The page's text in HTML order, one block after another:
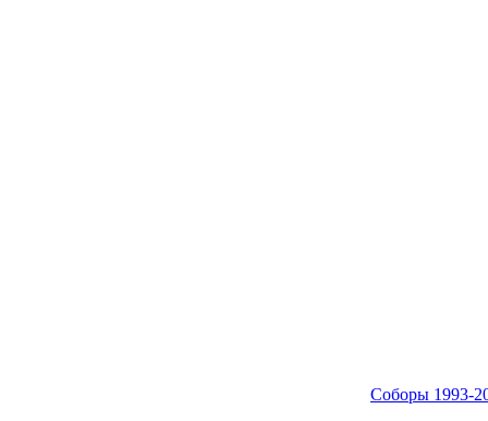
Соборы 1993-